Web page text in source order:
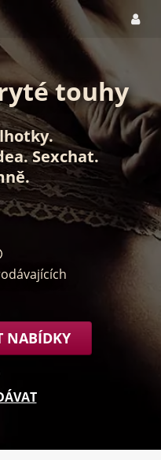
touhy
.
.Sexchat.
.
NABÍDKY